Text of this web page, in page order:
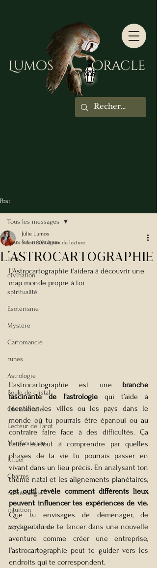
Lumos Oracle
Post
Tous les messages
tarot
divination
spiritualité
Esotérisme
Mystère
Cartomancie
runes
Astrologie
Boule de cristal
Chiromancie
Lecteur de Tarot
Manifestation
Rituel
Charms
numérologie
intuition
psychic abilities
Tous les messages
L'astrocartographie
Julie Lumos
5 déc. 20243 min de lecture
L'Astrocartographie t'aidera à découvrir une
map monde propre à toi
L'astrocartographie est une branche
fascinante de l'astrologie qui t’aide à
identifier les villes ou les pays dans le
monde où tu pourrais être épanoui ou au
contraire faire face à des difficultés. Ça
t'aide surtout à comprendre par quelles
phases de ta vie tu pourrais passer en
vivant dans un lieu précis. En analysant ton
cet outil révèle comment différents lieux
peuvent influencer tes expériences de vie.
Que tu envisages de déménager, de
voyager ou de te lancer dans une nouvelle
aventure comme créer une entreprise,
l'astrocartographie peut te guider vers les
endroits qui te correspondent.